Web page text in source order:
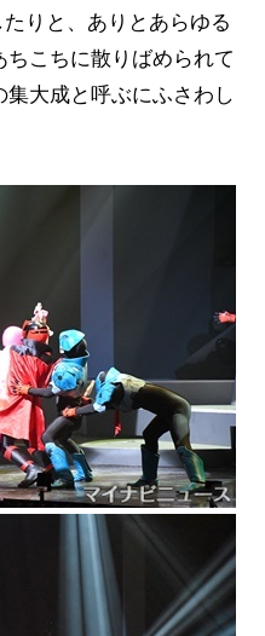
りと、ありとあらゆる
こちに散りばめられて
大成と呼ぶにふさわし